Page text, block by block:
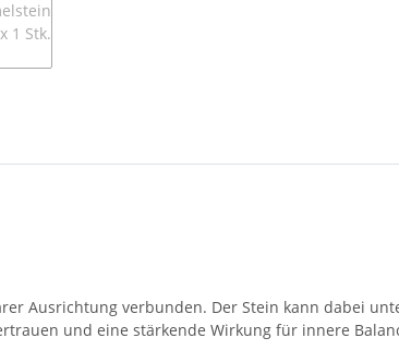
Ausrichtung verbunden. Der Stein kann dabei
und eine stärkende Wirkung für innere